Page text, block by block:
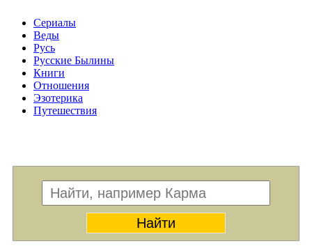
Сериалы
Веды
Русь
Русские Былины
Книги
Отношения
Эзотерика
Путешествия